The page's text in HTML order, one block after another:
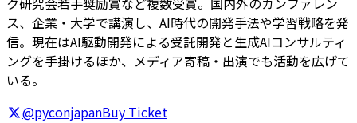
ス、企業・大学で講演し、AI時代の開発手法や学習戦略を発
信。現在はAI駆動開発による受託開発と生成AIコンサルティ
ングを手掛けるほか、メディア寄稿・出演でも活動を広げて
いる。
@pyconjapanBuy Ticket